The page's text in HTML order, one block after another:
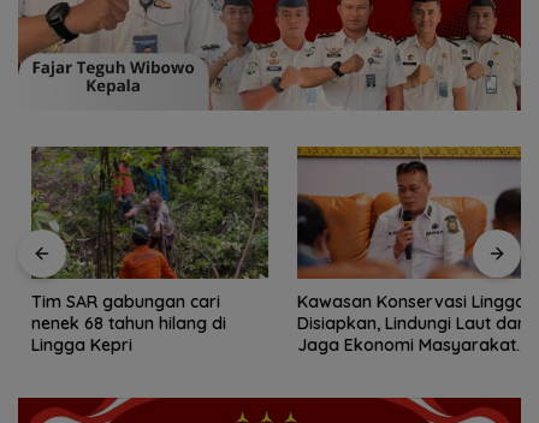
Tim SAR gabungan cari
nenek 68 tahun hilang di
Lingga Kepri
Kawasan Konservasi Lingga
Disiapkan, Lindungi Laut dan
Jaga Ekonomi Masyarakat